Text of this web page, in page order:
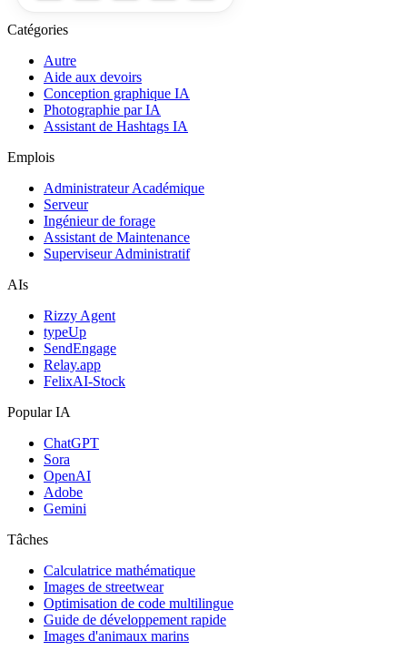
Catégories
Autre
Aide aux devoirs
Conception graphique IA
Photographie par IA
Assistant de Hashtags IA
Emplois
Administrateur Académique
Serveur
Ingénieur de forage
Assistant de Maintenance
Superviseur Administratif
AIs
Rizzy Agent
typeUp
SendEngage
Relay.app
FelixAI-Stock
Popular IA
ChatGPT
Sora
OpenAI
Adobe
Gemini
Tâches
Calculatrice mathématique
Images de streetwear
Optimisation de code multilingue
Guide de développement rapide
Images d'animaux marins